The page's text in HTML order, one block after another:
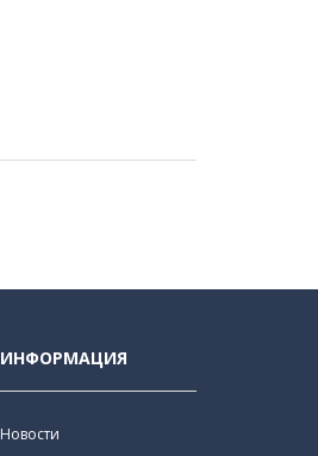
ИНФОРМАЦИЯ
Новости